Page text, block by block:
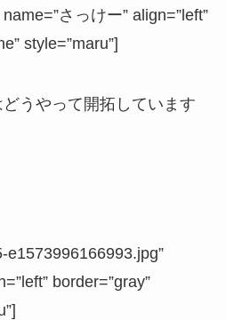
さっけー” align=”left”
style=”maru”]
うやって開拓しています
e1573996166993.jpg”
border=”gray”